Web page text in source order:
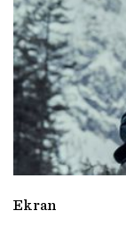
Ekran